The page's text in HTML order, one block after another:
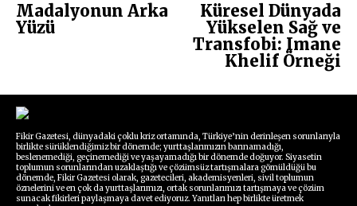
Madalyonun Arka
Yüzü
Küresel Dünyada
Yükselen Sağ ve
Transfobi: Imane
Khelif Örneği
Fikir Gazetesi, dünyadaki çoklu kriz ortamında, Türkiye’nin derinleşen sorunlarıyla
birlikte sürüklendiğimiz bir dönemde; yurttaşlarımızın barınamadığı,
beslenemediği, geçinemediği ve yaşayamadığı bir dönemde doğuyor. Siyasetin
toplumun sorunlarından uzaklaştığı ve çözümsüz tartışmalara gömüldüğü bu
dönemde, Fikir Gazetesi olarak, gazetecileri, akademisyenleri, sivil toplumun
öznelerini ve en çok da yurttaşlarımızı, ortak sorunlarımızı tartışmaya ve çözüm
sunacak fikirleri paylaşmaya davet ediyoruz. Yanıtları hep birlikte üretmek